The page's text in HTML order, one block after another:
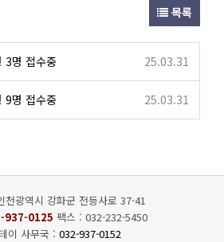
목록
3명 접수중 25.03.31
9명 접수중 25.03.31
천광역시 강화군 전등사로 37-41
937-0125 팩스 : 032-232-5450
이 사무국 : 032-937-0152